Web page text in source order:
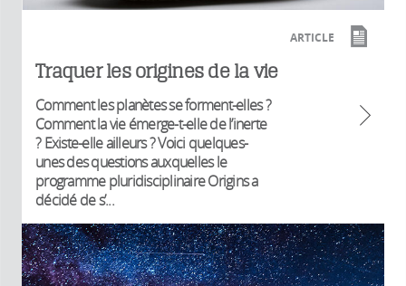
ARTICLE
Traquer les origines de la vie
Comment les planètes se forment-elles ?
Comment la vie émerge-t-elle de l’inerte
? Existe-elle ailleurs ? Voici quelques-
unes des questions auxquelles le
programme pluridisciplinaire Origins a
décidé de s’...